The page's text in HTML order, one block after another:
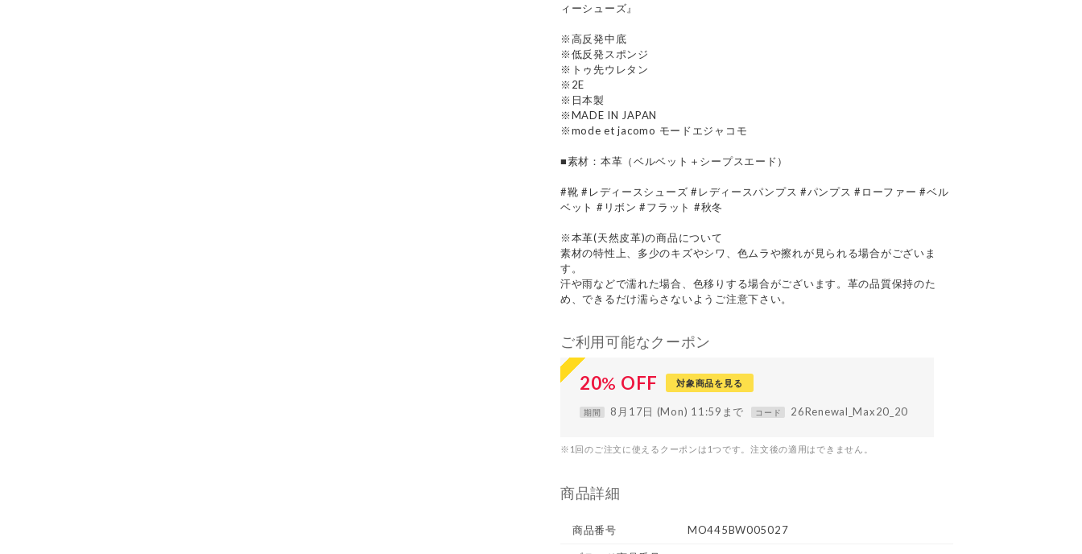
ィーシューズ』
※高反発中底
※低反発スポンジ
※トゥ先ウレタン
※2E
※日本製
※MADE IN JAPAN
※mode et jacomo モードエジャコモ
■素材：本革（ベルベット＋シープスエード）
#靴 #レディースシューズ #レディースパンプス #パンプス #ローファー #ベル
ベット #リボン #フラット #秋冬
※本革(天然皮革)の商品について
素材の特性上、多少のキズやシワ、色ムラや擦れが見られる場合がございま
す。
汗や雨などで濡れた場合、色移りする場合がございます。革の品質保持のた
め、できるだけ濡らさないようご注意下さい。
ご利用可能なクーポン
20% OFF 対象商品を見る
期間 8月17日 (Mon) 11:59まで コード 26Renewal_Max20_20
※1回のご注文に使えるクーポンは1つです。注文後の適用はできません。
商品詳細
商品番号 MO445BW005027